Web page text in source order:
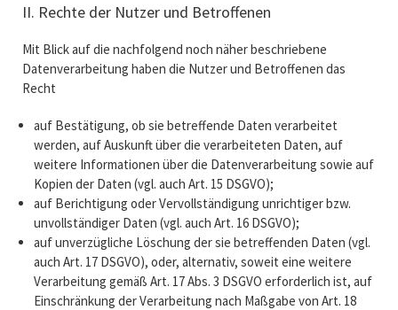
II. Rechte der Nutzer und Betroffenen
Mit Blick auf die nachfolgend noch näher beschriebene
Datenverarbeitung haben die Nutzer und Betroffenen das
Recht
auf Bestätigung, ob sie betreffende Daten verarbeitet
werden, auf Auskunft über die verarbeiteten Daten, auf
weitere Informationen über die Datenverarbeitung sowie auf
Kopien der Daten (vgl. auch Art. 15 DSGVO);
auf Berichtigung oder Vervollständigung unrichtiger bzw.
unvollständiger Daten (vgl. auch Art. 16 DSGVO);
auf unverzügliche Löschung der sie betreffenden Daten (vgl.
auch Art. 17 DSGVO), oder, alternativ, soweit eine weitere
Verarbeitung gemäß Art. 17 Abs. 3 DSGVO erforderlich ist, auf
Einschränkung der Verarbeitung nach Maßgabe von Art. 18